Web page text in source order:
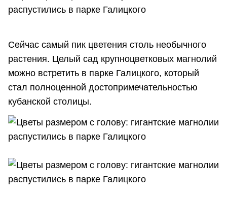
Сейчас самый пик цветения столь необычного
растения. Целый сад крупноцветковых магнолий
можно встретить в парке Галицкого, который
стал полноценной достопримечательностью
кубанской столицы.